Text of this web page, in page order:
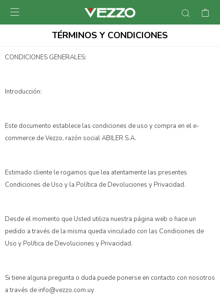

TÉRMINOS Y CONDICIONES
CONDICIONES GENERALES:
Introducción:
Este documento establece las condiciones de uso y compra en el e-
commerce de Vezzo, razón social ABILER S.A.
Estimado cliente le rogamos que lea atentamente las presentes
Condiciones de Uso y la Política de Devoluciones y Privacidad.
Desde el momento que Usted utiliza nuestra página web o hace un
pedido a través de la misma queda vinculado con las Condiciones de
Uso y Política de Devoluciones y Privacidad.
Si tiene alguna pregunta o duda puede ponerse en contacto con nosotros
a través de info@vezzo.com.uy